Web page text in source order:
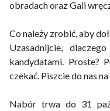
obradach oraz Gali
Co należy zrobić, aby
Uzasadnijcie,
kandydatami. Proste?
czekać. Piszcie do nas
Nabór trwa do 31